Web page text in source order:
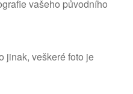
vašeho původního
jinak, veškeré foto je